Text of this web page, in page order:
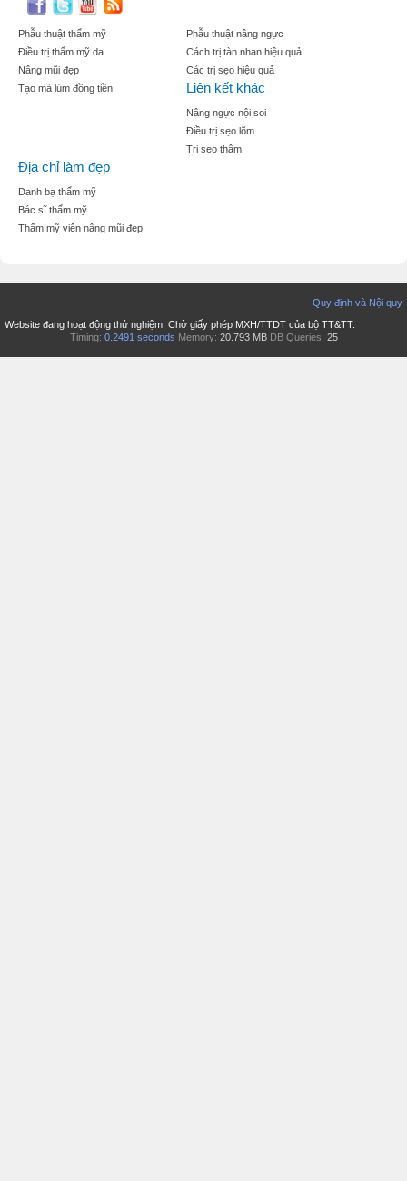
Phẫu thuật thẩm mỹ
Điều trị thẩm mỹ da
Nâng mũi đẹp
Tạo mà lúm đồng tiền
Phẫu thuật nâng ngực
Cách trị tàn nhan hiệu quả
Các trị sẹo hiệu quả
Liên kết khác
Nâng ngực nội soi
Điều trị sẹo lõm
Trị sẹo thâm
Địa chỉ làm đẹp
Danh bạ thẩm mỹ
Bác sĩ thẩm mỹ
Thẩm mỹ viện nâng mũi đẹp
Quy định và Nội quy
Website đang hoạt động thử nghiệm. Chờ giấy phép MXH/TTDT của bộ TT&TT.
Timing: 0.2491 seconds Memory: 20.793 MB DB Queries: 25